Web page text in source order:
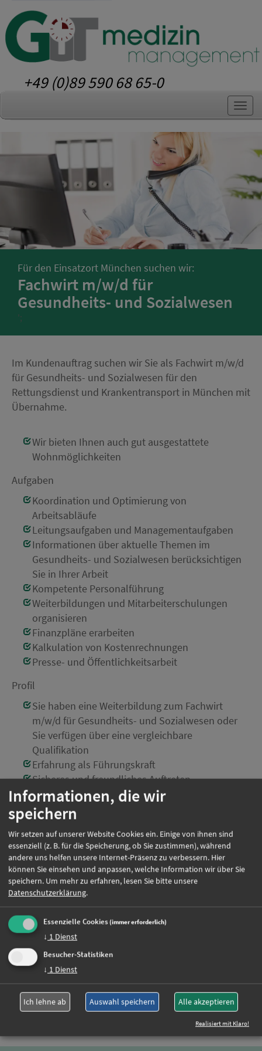
+49 (0)89 590 68 65-0
Für den Einsatzort München suchen wir:
Fachwirt m/w/d für
Gesundheits- und Sozialwesen
';
Im Kundenauftrag suchen wir Sie als Fachwirt m/w/d
für Gesundheits- und Sozialwesen für den
Rettungsdienst und Krankentransport in München mit
Übernahme.
Wir bieten Ihnen auch gut ausgestattete
Wohnmöglichkeiten
Aufgaben
Koordination und Optimierung von
Arbeitsabläufe
Leitungsaufgaben und Managementaufgaben
Informationen über aktuelle Themen im
Gesundheits- und Sozialwesen berücksichtigen
Sie in Ihrer Arbeit
Kompetente Personalführung
Weiterbildungen und Mitarbeiterschulungen
organisieren
Finanzpläne erarbeiten
Kalkulation von Kostenrechnungen
Presse- und Öffentlichkeitsarbeit
Profil
Sie haben eine Weiterbildung zum Fachwirt
m/w/d für Gesundheits- und Sozialwesen oder
Sie verfügen über eine vergleichbare
Qualifikation
Erfahrung als Führungskraft
Sicheres und freundliches Auftreten
Teamorientiert
Organisationstalent
Kooperativer Führungsstil
Einsatzort:München
Beschäftigungsart:Vollzeit
Jetzt online bewerben
Weitere Jobs
Oder rufen Sie uns einfach an:
Informationen, die wir
speichern
Wir setzen auf unserer Website Cookies ein. Einige von ihnen sind
essenziell (z. B. für die Speicherung, ob Sie zustimmen), während
andere uns helfen unsere Internet-Präsenz zu verbessern. Hier
können Sie einsehen und anpassen, welche Information wir über Sie
speichern. Um mehr zu erfahren, lesen Sie bitte unsere
Datenschutzerklärung.
Essenzielle Cookies(immer erforderlich)
↓ 1 Dienst
Besucher-Statistiken
↓ 1 Dienst
Ich lehne ab Auswahl speichern Alle akzeptieren
Realisiert mit Klaro!